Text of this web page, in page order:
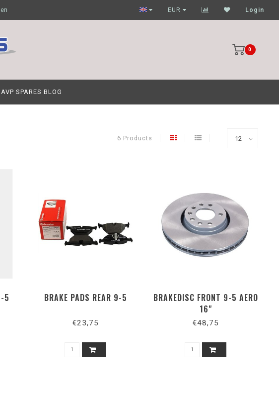
Garagehouders nog scherpere prijzen
EUR Login
0
AVP SPARES BLOG
6 Products
5
BRAKE PADS REAR 9-5
€23,75
BRAKEDISC FRONT 9-5 AERO
16"
€48,75